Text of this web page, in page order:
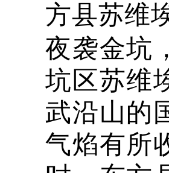
方县苏维
夜袭金坑
坑区苏维
武沿山的
气焰有所